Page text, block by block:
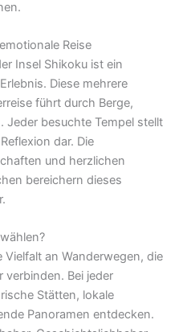
Reise
Insel Shikoku ist ein
Diese mehrere
führt durch Berge,
Jeder besuchte Tempel stellt
dar. Die
und herzlichen
bereichern dieses
an Wanderwegen, die
verbinden. Bei jeder
Stätten, lokale
Panoramen entdecken.